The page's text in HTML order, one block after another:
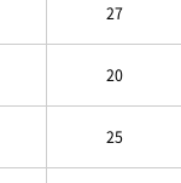
27
20
25